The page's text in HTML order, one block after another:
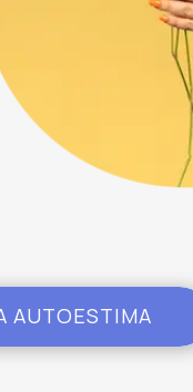
AUTOESTIMA